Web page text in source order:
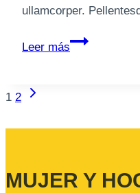
ullamcorper.
Leer más
Non-
Navegación
De
1 2
Siguiente
MUJER Y